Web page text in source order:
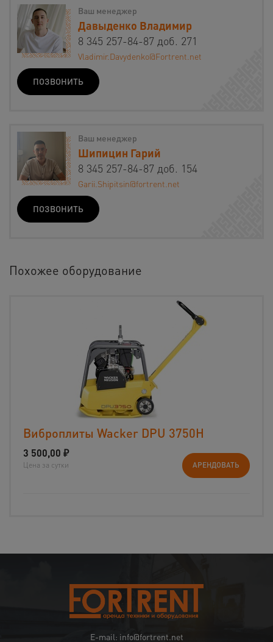
Ваш менеджер
Давыденко Владимир
8 345 257-84-87 доб. 271
Vladimir.Davydenko@Fortrent.net
ПОЗВОНИТЬ
Ваш менеджер
Шипицин Гарий
8 345 257-84-87 доб. 154
Garii.Shipitsin@fortrent.net
ПОЗВОНИТЬ
Похожее оборудование
Виброплиты Wacker DPU 3750H
3 500,00 ₽
Цена за сутки АРЕНДОВАТЬ
E-mail: info@fortrent.net